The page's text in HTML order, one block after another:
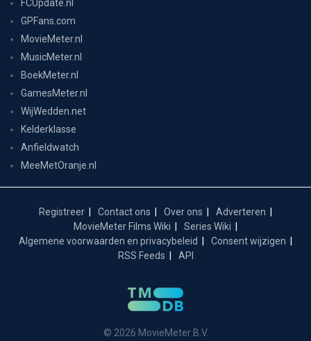
FCUpdate.nl
GPFans.com
MovieMeter.nl
MusicMeter.nl
BoekMeter.nl
GamesMeter.nl
WijWedden.net
Kelderklasse
Anfieldwatch
MeeMetOranje.nl
Registreer Contact ons Over ons
Adverteren
MovieMeter Films Wiki
Series Wiki
Algemene voorwaarden en privacybeleid
Consent wijzigen
RSS Feeds
API
© 2026 MovieMeter B.V.